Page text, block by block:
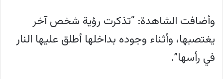
وأضافت الشاهدة: “تذكرت رؤية شخص آخر
يغتصبها، وأثناء وجوده بداخلها أطلق عليها النار
في رأسها”.